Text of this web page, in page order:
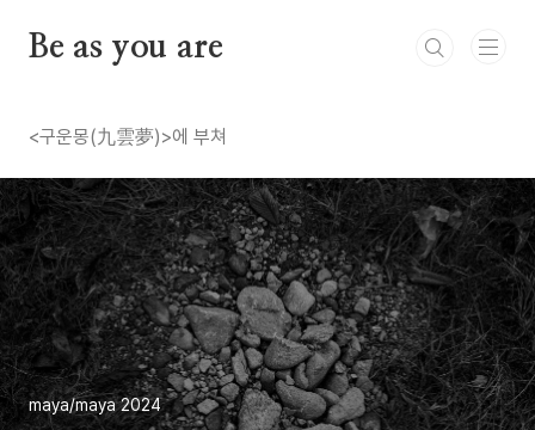
Be as you are
<구운몽(九雲夢)>에 부쳐
maya/maya 2024